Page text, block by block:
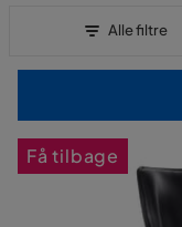
Alle filtre
Få tilbage